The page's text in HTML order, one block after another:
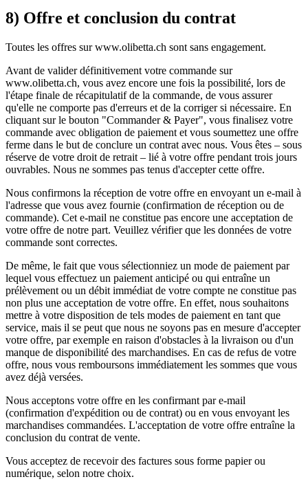
8) Offre et conclusion du contrat
Toutes les offres sur www.olibetta.ch sont sans engagement.
Avant de valider définitivement votre commande sur
www.olibetta.ch, vous avez encore une fois la possibilité, lors de
l'étape finale de récapitulatif de la commande, de vous assurer
qu'elle ne comporte pas d'erreurs et de la corriger si nécessaire. En
cliquant sur le bouton "Commander & Payer", vous finalisez votre
commande avec obligation de paiement et vous soumettez une offre
ferme dans le but de conclure un contrat avec nous. Vous êtes – sous
réserve de votre droit de retrait – lié à votre offre pendant trois jours
ouvrables. Nous ne sommes pas tenus d'accepter cette offre.
Nous confirmons la réception de votre offre en envoyant un e-mail à
l'adresse que vous avez fournie (confirmation de réception ou de
commande). Cet e-mail ne constitue pas encore une acceptation de
votre offre de notre part. Veuillez vérifier que les données de votre
commande sont correctes.
De même, le fait que vous sélectionniez un mode de paiement par
lequel vous effectuez un paiement anticipé ou qui entraîne un
prélèvement ou un débit immédiat de votre compte ne constitue pas
non plus une acceptation de votre offre. En effet, nous souhaitons
mettre à votre disposition de tels modes de paiement en tant que
service, mais il se peut que nous ne soyons pas en mesure d'accepter
votre offre, par exemple en raison d'obstacles à la livraison ou d'un
manque de disponibilité des marchandises. En cas de refus de votre
offre, nous vous remboursons immédiatement les sommes que vous
avez déjà versées.
Nous acceptons votre offre en les confirmant par e-mail
(confirmation d'expédition ou de contrat) ou en vous envoyant les
marchandises commandées. L'acceptation de votre offre entraîne la
conclusion du contrat de vente.
Vous acceptez de recevoir des factures sous forme papier ou
numérique, selon notre choix.